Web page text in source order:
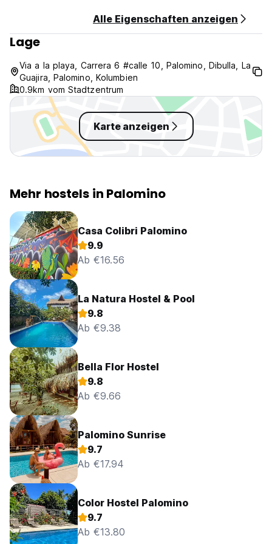
Alle Eigenschaften anzeigen
Lage
Via a la playa, Carrera 6 #calle 10, Palomino, Dibulla, La
Guajira, Palomino, Kolumbien
0.9km vom Stadtzentrum
Karte anzeigen
Mehr hostels in Palomino
Casa Colibri Palomino
9.9
Ab €16.56
La Natura Hostel & Pool
9.8
Ab €9.38
Bella Flor Hostel
9.8
Ab €9.66
Palomino Sunrise
9.7
Ab €17.94
Color Hostel Palomino
9.7
Ab €13.80